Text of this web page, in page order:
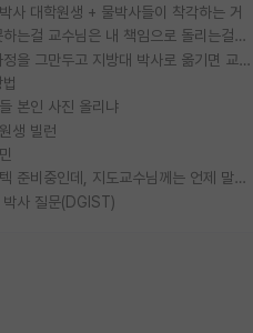
사 대학원생 + 물박사들이 착각하는 거
왜 후배가 못하는걸 교수님은 내 책임으로 돌리는걸까요?
SSH 박사과정을 그만두고 지방대 박사로 옮기면 교수의 꿈은 끝일까요?
본인 사진 올리냐
생 빌런
타대학원 컨텍 준비중인데, 지도교수님께는 언제 말씀드려야 할까요?
박사 질문(DGIST)